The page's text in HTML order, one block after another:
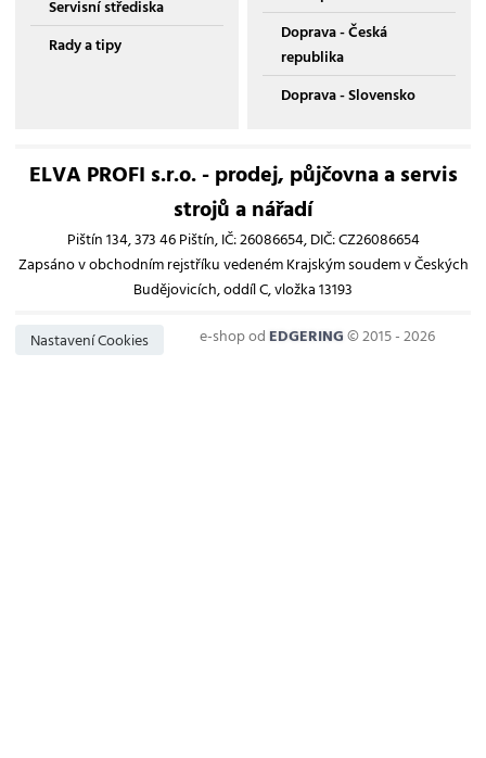
Servisní střediska
Rady a tipy
Doprava - Česká
republika
Doprava - Slovensko
ELVA PROFI s.r.o. - prodej, půjčovna a servis
strojů a nářadí
Pištín 134, 373 46 Pištín, IČ: 26086654, DIČ: CZ26086654
Zapsáno v obchodním rejstříku vedeném Krajským soudem v Českých
Budějovicích, oddíl C, vložka 13193
Nastavení Cookies e-shop odEDGERING© 2015 - 2026